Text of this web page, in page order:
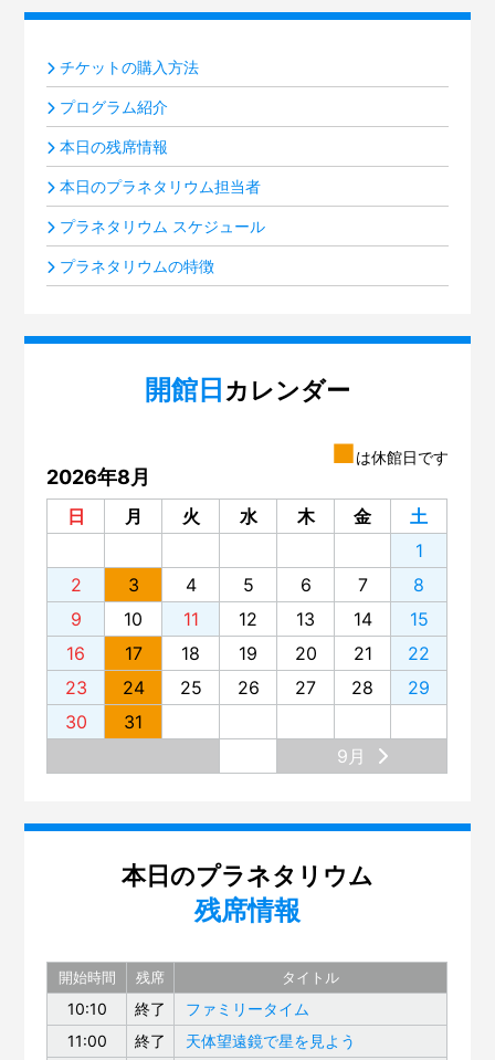
チケットの購入方法
プログラム紹介
本日の残席情報
本日のプラネタリウム担当者
プラネタリウム スケジュール
プラネタリウムの特徴
開館日 カレンダー
■は休館日です
2026年8月
日 月 火 水 木 金
土
1
2
3 4 5 6 7
8
9
10 11 12 13 14
15
16
17 18 19 20 21
22
23
24 25 26 27 28
29
30
31
9月
本日のプラネタリウム
残席情報
開始時間 残席 タイトル
10:10 終了
ファミリータイム
11:00
終了 天体望遠鏡で星を見よう